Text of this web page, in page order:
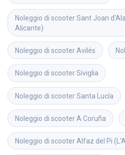
Noleggio di scooterSant Joan
Alicante)
Noleggio di scooter Avilés
Noleggio di scooterSiviglia
Noleggio di scooterSanta Lucía
Noleggio di scooter A Coruña
Noleggio di scooter Alfaz del Pi